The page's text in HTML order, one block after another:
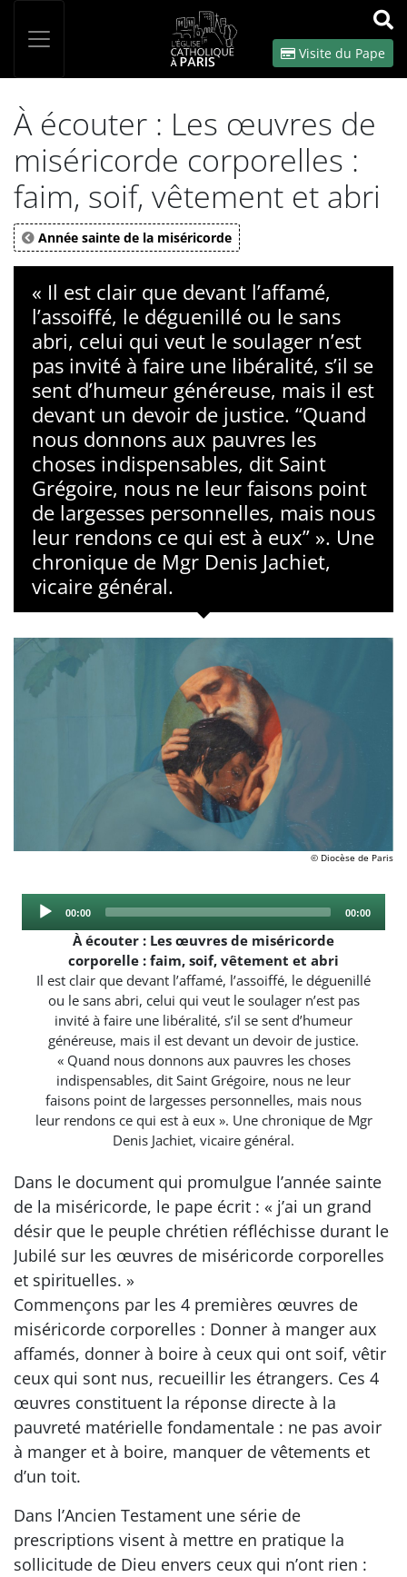
OK
Visite du Pape
À écouter : Les œuvres de
miséricorde corporelles :
faim, soif, vêtement et abri
Année sainte de la miséricorde
« Il est clair que devant l’affamé,
l’assoiffé, le déguenillé ou le sans
abri, celui qui veut le soulager n’est
pas invité à faire une libéralité, s’il se
sent d’humeur généreuse, mais il est
devant un devoir de justice. “Quand
nous donnons aux pauvres les
choses indispensables, dit Saint
Grégoire, nous ne leur faisons point
de largesses personnelles, mais nous
leur rendons ce qui est à eux” ». Une
chronique de Mgr Denis Jachiet,
vicaire général.
© Diocèse de Paris
Player
Current
00:00
Total
00:00
À écouter : Les œuvres de miséricorde
corporelle : faim, soif, vêtement et abri
Il est clair que devant l’affamé, l’assoiffé, le déguenillé
ou le sans abri, celui qui veut le soulager n’est pas
invité à faire une libéralité, s’il se sent d’humeur
généreuse, mais il est devant un devoir de justice.
« Quand nous donnons aux pauvres les choses
indispensables, dit Saint Grégoire, nous ne leur
faisons point de largesses personnelles, mais nous
leur rendons ce qui est à eux ». Une chronique de Mgr
Denis Jachiet, vicaire général.
Dans le document qui promulgue l’année sainte
de la miséricorde, le pape écrit : « j’ai un grand
désir que le peuple chrétien réfléchisse durant le
Jubilé sur les œuvres de miséricorde corporelles
et spirituelles. »
Commençons par les 4 premières œuvres de
miséricorde corporelles : Donner à manger aux
affamés, donner à boire à ceux qui ont soif, vêtir
ceux qui sont nus, recueillir les étrangers. Ces 4
œuvres constituent la réponse directe à la
pauvreté matérielle fondamentale : ne pas avoir
à manger et à boire, manquer de vêtements et
d’un toit.
Dans l’Ancien Testament une série de
prescriptions visent à mettre en pratique la
sollicitude de Dieu envers ceux qui n’ont rien :
Panneau de gestion des cookies